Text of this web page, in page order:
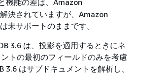
決されていますが、Amazon
未サポートのままです。
3.6 は、投影を適用するときにネ
トの最初のフィールドのみを考慮
3.6 はサブドキュメントを解析し、